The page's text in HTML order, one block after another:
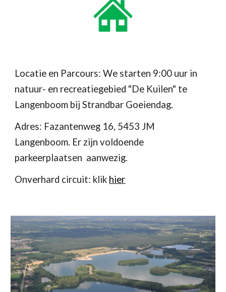
Locatie en Parcours: We starten 9:00 uur in
natuur- en recreatiegebied "De Kuilen" te
Langenboom bij Strandbar Goeiendag.
Adres: Fazantenweg 16, 5453 JM
Langenboom. Er zijn voldoende
parkeerplaatsen aanwezig.
Onverhard circuit: klik hier